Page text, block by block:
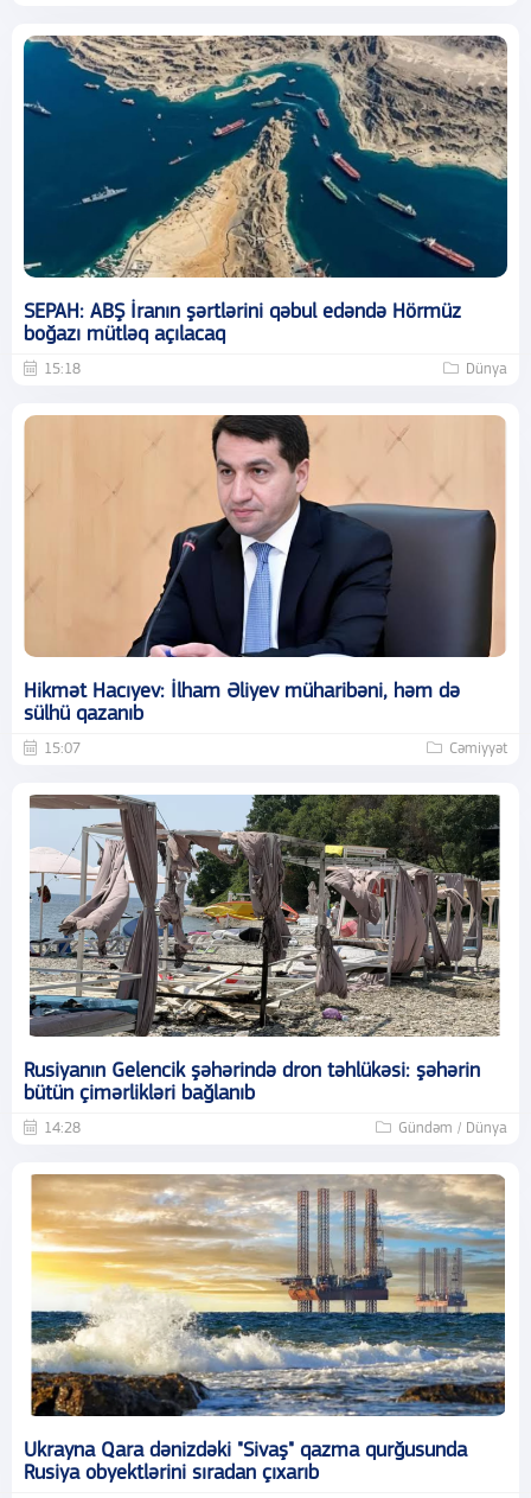
SEPAH: ABŞ İranın şərtlərini qəbul edəndə Hörmüz
boğazı mütləq açılacaq
15:18 Dünya
Hikmət Hacıyev: İlham Əliyev müharibəni, həm də
sülhü qazanıb
15:07 Cəmiyyət
Rusiyanın Gelencik şəhərində dron təhlükəsi: şəhərin
bütün çimərlikləri bağlanıb
14:28 Gündəm / Dünya
Ukrayna Qara dənizdəki "Sivaş" qazma qurğusunda
Rusiya obyektlərini sıradan çıxarıb